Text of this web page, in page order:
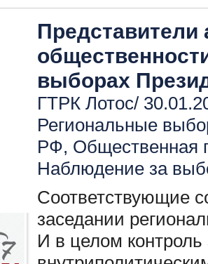
Представители
выборах
ГТРК Лотос/
Региональные
РФ, Общественная
Наблюдение за
Соответствующие
заседании
И в целом